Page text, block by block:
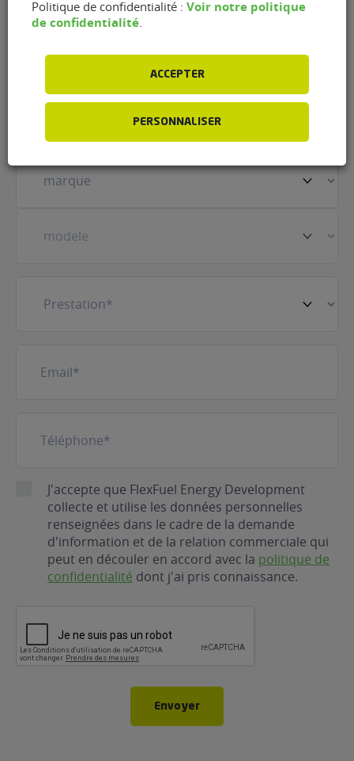
Nom(Nécessaire)
Prénom(Nécessaire)
véhicule(Nécessaire)
mail(Nécessaire)
RGPDJ'accepte que FlexFuel Energy Development
collecte et utilise les données personnelles
renseignées dans le cadre de la demande
d'information et de la relation commerciale qui
peut en découler en accord avec la politique de
confidentialité dont j'ai pris connaissance.
Envoyer
Politique de confidentialité : Voir notre politique
de confidentialité
ACCEPTER
PERSONNALISER